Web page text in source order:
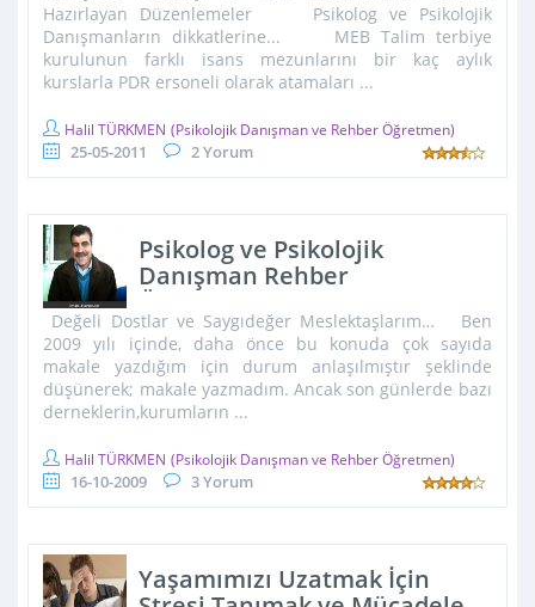
Hazırlayan Düzenlemeler Psikolog ve Psikolojik
Danışmanların dikkatlerine... MEB Talim terbiye
kurulunun farklı isans mezunlarını bir kaç aylık
kurslarla PDR ersoneli olarak atamaları ...
Halil TÜRKMEN (Psikolojik Danışman ve Rehber Öğretmen)
25-05-2011 2 Yorum
Psikolog ve Psikolojik
Danışman Rehber
Öğremenlerin Durumları
Değeli Dostlar ve Saygıdeğer Meslektaşlarım… Ben
2009 yılı içinde, daha önce bu konuda çok sayıda
makale yazdığım için durum anlaşılmıştır şeklinde
düşünerek; makale yazmadım. Ancak son günlerde bazı
derneklerin,kurumların ...
Halil TÜRKMEN (Psikolojik Danışman ve Rehber Öğretmen)
16-10-2009 3 Yorum
Yaşamımızı Uzatmak İçin